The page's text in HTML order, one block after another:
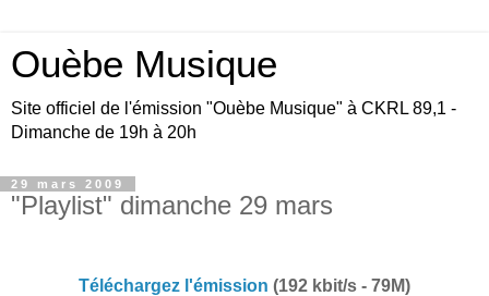
Ouèbe Musique
Site officiel de l'émission "Ouèbe Musique" à CKRL 89,1 -
Dimanche de 19h à 20h
29 mars 2009
"Playlist" dimanche 29 mars
Téléchargez l'émission (192 kbit/s - 79M)